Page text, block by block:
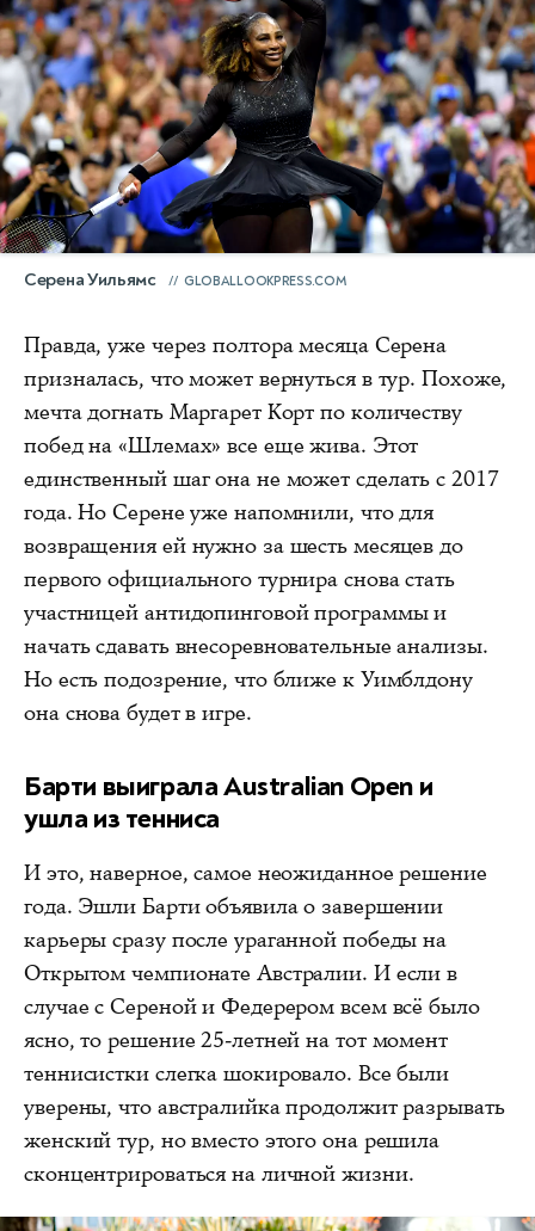
Серена Уильямс GLOBALLOOKPRESS.COM
Правда, уже через полтора месяца Серена
призналась, что может вернуться в тур. Похоже,
мечта догнать Маргарет Корт по количеству
побед на «Шлемах» все еще жива. Этот
единственный шаг она не может сделать с 2017
года. Но Серене уже напомнили, что для
возвращения ей нужно за шесть месяцев до
первого официального турнира снова стать
участницей антидопинговой программы и
начать сдавать внесоревновательные анализы.
Но есть подозрение, что ближе к Уимблдону
она снова будет в игре.
Барти выиграла Australian Open и
ушла из тенниса
И это, наверное, самое неожиданное решение
года. Эшли Барти объявила о завершении
карьеры сразу после ураганной победы на
Открытом чемпионате Австралии. И если в
случае с Сереной и Федерером всем всё было
ясно, то решение 25-летней на тот момент
теннисистки слегка шокировало. Все были
уверены, что австралийка продолжит разрывать
женский тур, но вместо этого она решила
сконцентрироваться на личной жизни.